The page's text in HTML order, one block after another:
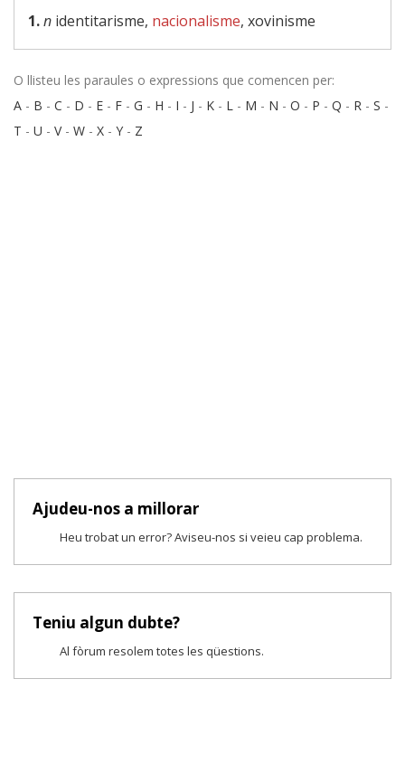
1.n identitarisme, nacionalisme, xovinisme
O llisteu les paraules o expressions que comencen per:
A - B - C - D - E - F - G - H - I - J - K - L - M - N - O - P - Q - R - S -
T - U - V- W - X - Y - Z
Ajudeu-nos a millorar
Heu trobat un error? Aviseu-nos si veieu cap problema.
Teniu algun dubte?
Al fòrum resolem totes les qüestions.